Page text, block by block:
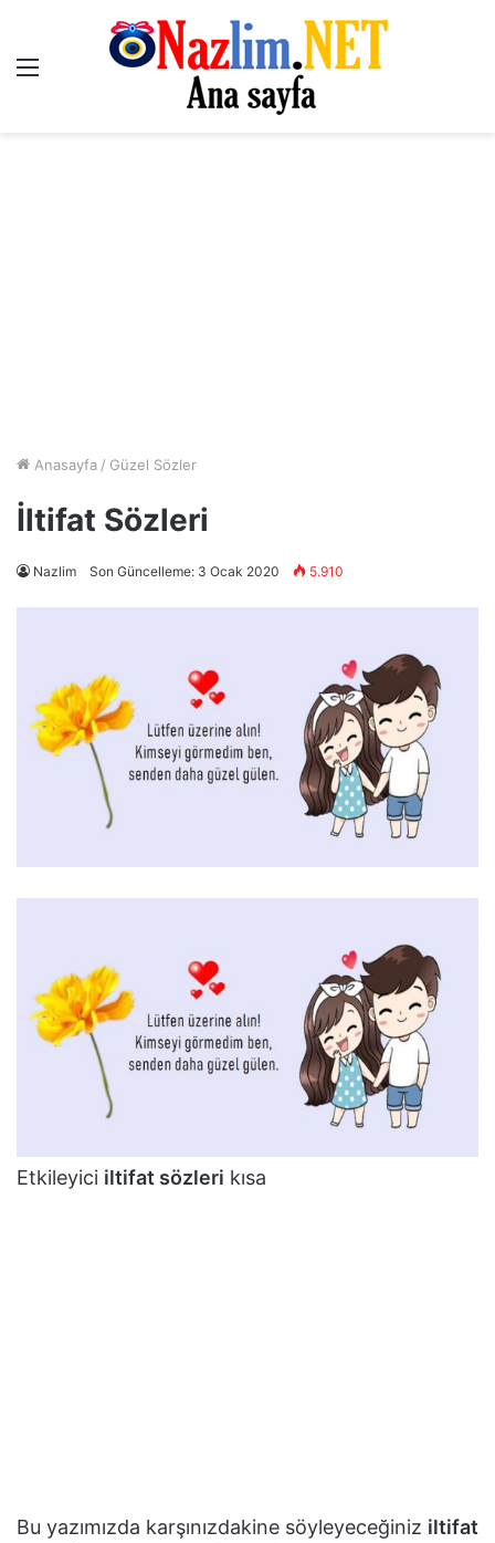
Menü
Anasayfa / Güzel Sözler
İltifat Sözleri
Nazlim Son Güncelleme: 3 Ocak 2020 5.910
Etkileyici iltifat sözleri kısa
Bu yazımızda karşınızdakine söyleyeceğiniz iltifat